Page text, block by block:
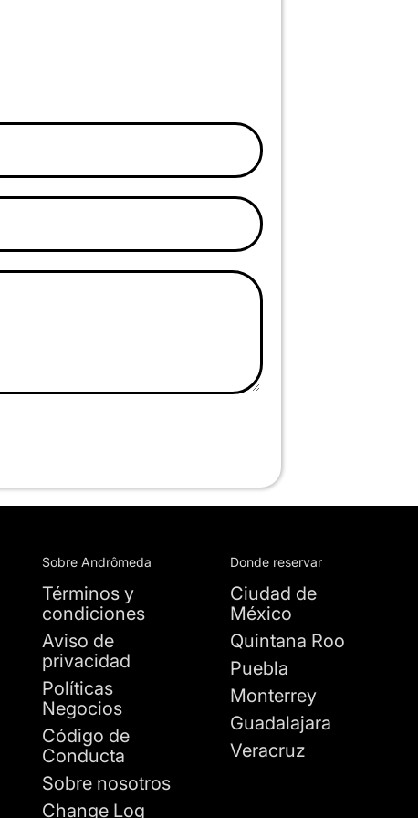
Sobre Andrômeda
Términos y
condiciones
Aviso de
privacidad
Políticas
Negocios
Código de
Conducta
Sobre nosotros
Change Log
Donde reservar
Ciudad de
México
Quintana Roo
Puebla
Monterrey
Guadalajara
Veracruz